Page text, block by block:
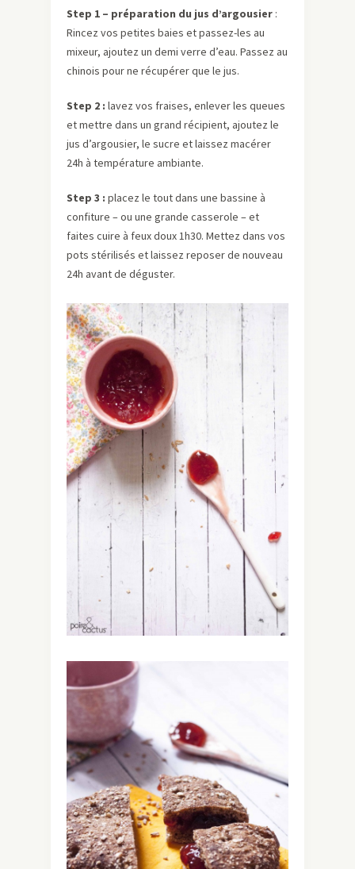
Step 1 – préparation du jus d’argousier :
Rincez vos petites baies et passez-les au
mixeur, ajoutez un demi verre d’eau. Passez au
chinois pour ne récupérer que le jus.
Step 2 : lavez vos fraises, enlever les queues
et mettre dans un grand récipient, ajoutez le
jus d’argousier, le sucre et laissez macérer
24h à température ambiante.
Step 3 : placez le tout dans une bassine à
confiture – ou une grande casserole – et
faites cuire à feux doux 1h30. Mettez dans vos
pots stérilisés et laissez reposer de nouveau
24h avant de déguster.